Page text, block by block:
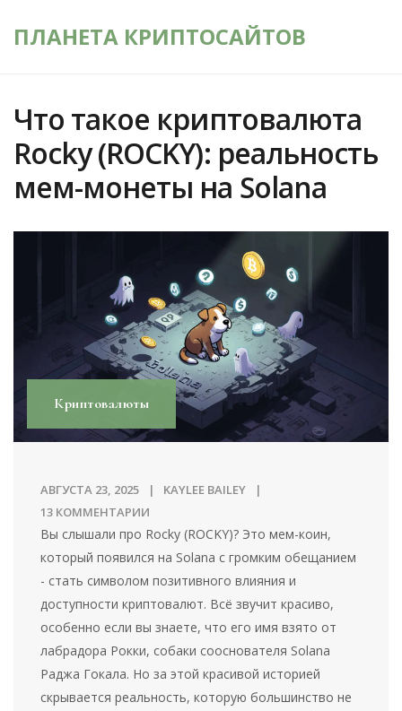
ПЛАНЕТА КРИПТОСАЙТОВ
Что такое криптовалюта
Rocky (ROCKY): реальность
мем-монеты на Solana
Криптовалюты
АВГУСТА 23, 2025
KAYLEE BAILEY
13 КОММЕНТАРИИ
Вы слышали про Rocky (ROCKY)? Это мем-коин,
который появился на Solana с громким обещанием
- стать символом позитивного влияния и
доступности криптовалют. Всё звучит красиво,
особенно если вы знаете, что его имя взято от
лабрадора Рокки, собаки сооснователя Solana
Раджа Гокала. Но за этой красивой историей
скрывается реальность, которую большинство не